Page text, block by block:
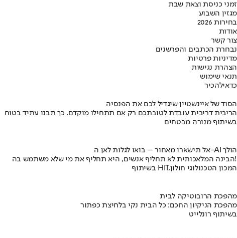
זמני כניסת וצאת שבת
מגזין השבוע
בחירות 2026
אודות
צור קשר
נבחרת הכתבים והפרשנים
מדיניות פרטיות
הצהרת נגישות
תנאי שימוש
כדאילהכיר
הסוד של איינשטיין שיגדיל לכם את הפנסיה
הריבית דריבית עובדת לטובתכם רק אם תתחילו מוקדם. כך תבנו עתיד בטוח
בשיתוף מנורה מבטחים
אל תישארו מאחור – בואו לגלות לאן ה-AI הולך
הבינה המלאכותית לא תחליף אנשים, היא תחליף את מי שלא משתמש בה!
בשיתוף HIT,המכון הטכנולוגי חולון
מהפכת הרובוטיקה לבית
מהפכת הניקיון החכם: כל הבית נקי בלחיצת כפתור
בשיתוף רונלייט